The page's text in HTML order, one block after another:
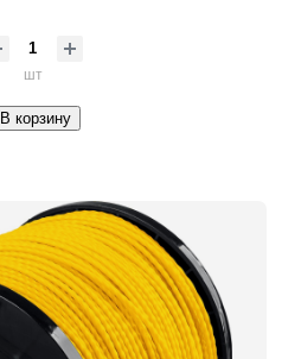
шт
В корзину